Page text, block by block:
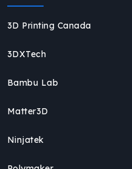
3D Printing Canada
3DXTech
Bambu Lab
Matter3D
Ninjatek